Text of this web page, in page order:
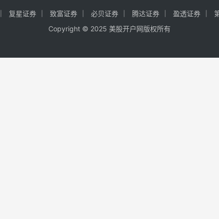
复星证券 致富证券 必贝证券 腾达证券 盈透证券
Copyright © 2025 美股开户网版权所有